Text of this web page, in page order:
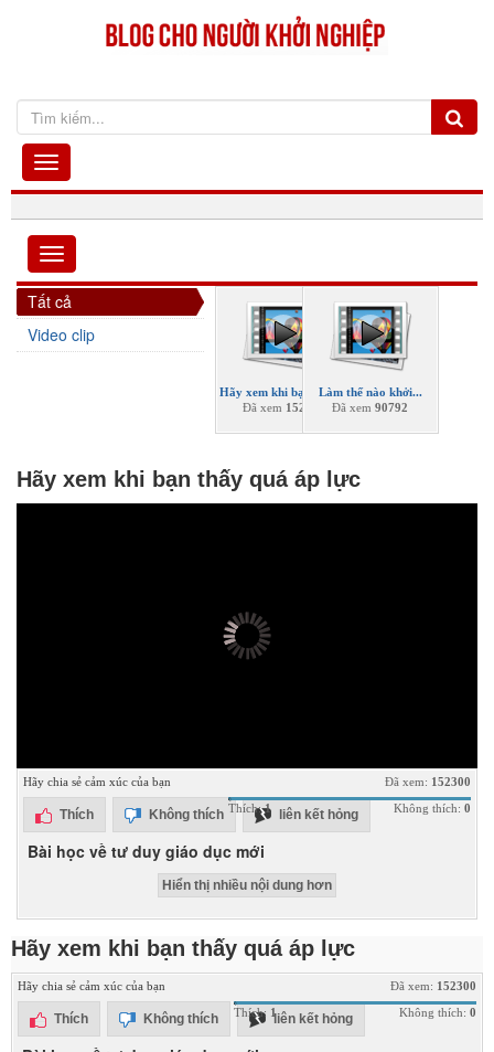
Tất cả
Video clip
Hãy xem khi bạn thấy...
Đã xem 152300
Làm thế nào khởi...
Đã xem90792
Hãy xem khi bạn thấy quá áp lực
Hãy chia sẻ cảm xúc của bạn
Thích Không thích liên kết hỏng
Đã xem: 152300
Thích:1 Không thích: 0
Bài học về tư duy giáo dục mới
Hiển thị nhiều nội dung hơn
Hãy xem khi bạn thấy quá áp lực
Hãy chia sẻ cảm xúc của bạn
Thích Không thích liên kết hỏng
Đã xem: 152300
Thích: 1 Không thích: 0